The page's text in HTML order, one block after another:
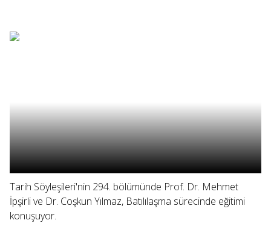
Tarih Söyleşileri'nin 294. bölümünde Prof. Dr. Mehmet
İpşirli ve Dr. Coşkun Yılmaz, Batılılaşma sürecinde eğitimi
konuşuyor.